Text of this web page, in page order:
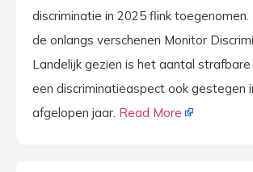
discriminatie in 2025 flink
de onlangs verschenen Monitor
Landelijk gezien is het aantal
een discriminatieaspect ook gestegen
afgelopen jaar. Read More